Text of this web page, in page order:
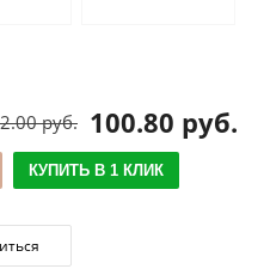
100.80 руб.
руб.
КУПИТЬ В 1 КЛИК